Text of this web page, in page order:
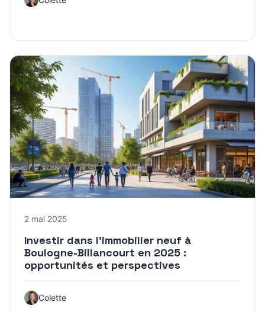
2 mai 2025
Investir dans l’immobilier neuf à
Boulogne-Billancourt en 2025 :
opportunités et perspectives
Colette